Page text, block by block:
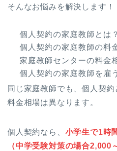
そんなお悩みを解決します！
個人契約の家庭教師とは？
個人契約の家庭教師の料
家庭教師センターの料金
個人契約の家庭教師を雇
同じ家庭教師でも、個人契
料金相場は異なります。
個人契約なら、 小学生で1時
（中学受験対策の場合2,000